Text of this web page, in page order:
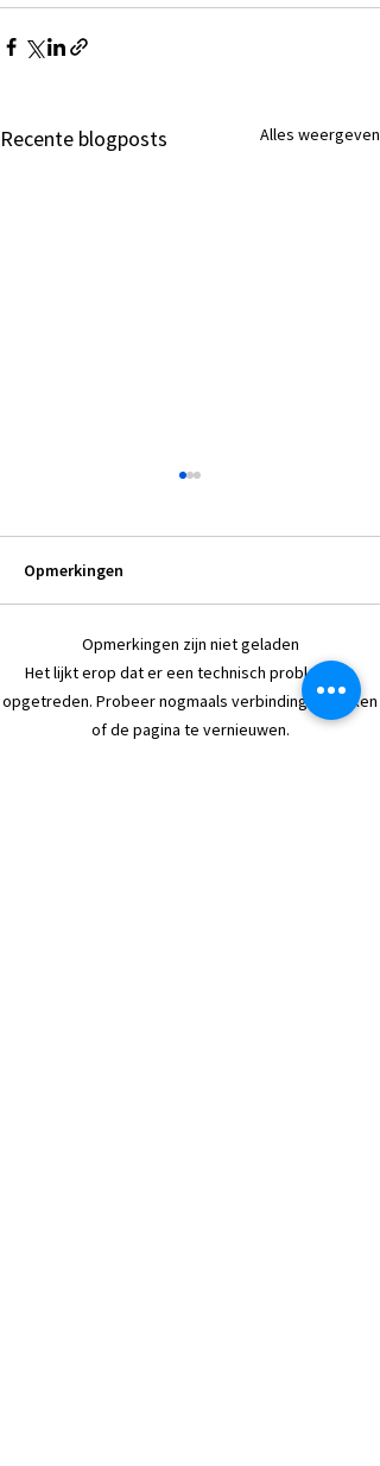
Recente blogposts Alles weergeven
Bouwverlof in zicht +
Nieuwe producten bij
Flyga!
Opmerkingen
Opmerkingen zijn niet geladen
Het lijkt erop dat er een technisch probleem is
opgetreden. Probeer nogmaals verbinding te maken
of de pagina te vernieuwen.